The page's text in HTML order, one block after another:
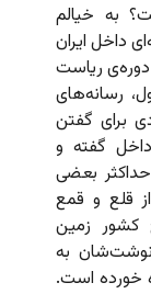
به خیالم
داخل ایران
ریاست
رسانه‌های
برای گفتن
گفته و
بعضی
قلع و قمع
کشور زمین
به
خورده است.